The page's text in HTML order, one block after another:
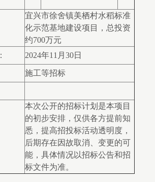
宜兴市徐舍镇美栖村水稻标准
化示范基地建设项目，总投资
约700万元
2024年11月30日
施工等招标
本次公开的招标计划是本项目
的初步安排，仅供各方提前知
悉，提高招投标活动透明度，
后期存在因故取消、变更的可
能，具体情况以招标公告和招
标文件为准。